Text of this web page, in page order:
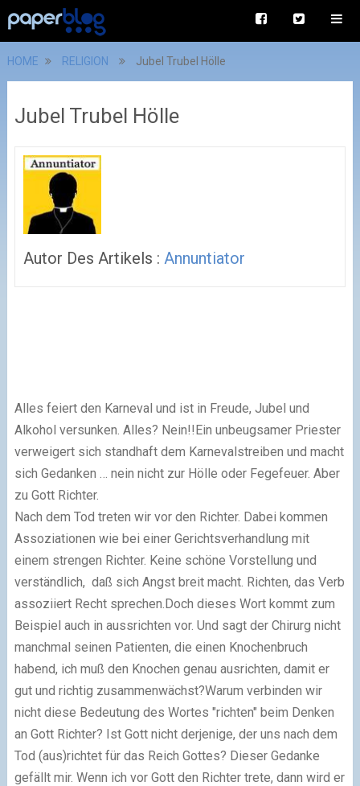
HOME RELIGION Jubel Trubel Hölle
Jubel Trubel Hölle
Autor Des Artikels : Annuntiator
Alles feiert den Karneval und ist in Freude, Jubel und
Alkohol versunken. Alles? Nein!!Ein unbeugsamer Priester
verweigert sich standhaft dem Karnevalstreiben und macht
sich Gedanken … nein nicht zur Hölle oder Fegefeuer. Aber
zu Gott Richter.
Nach dem Tod treten wir vor den Richter. Dabei kommen
Assoziationen wie bei einer Gerichtsverhandlung mit
einem strengen Richter. Keine schöne Vorstellung und
verständlich, daß sich Angst breit macht. Richten, das Verb
assoziiert Recht sprechen.Doch dieses Wort kommt zum
Beispiel auch in aussrichten vor. Und sagt der Chirurg nicht
manchmal seinen Patienten, die einen Knochenbruch
habend, ich muß den Knochen genau ausrichten, damit er
gut und richtig zusammenwächst?Warum verbinden wir
nicht diese Bedeutung des Wortes "richten" beim Denken
an Gott Richter? Ist Gott nicht derjenige, der uns nach dem
Tod (aus)richtet für das Reich Gottes? Dieser Gedanke
gefällt mir. Wenn ich vor Gott den Richter trete, dann wird er